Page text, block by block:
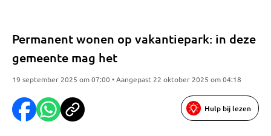
Permanent wonen op vakantiepark: in deze
gemeente mag het
19 september 2025 om 07:00 • Aangepast 22 oktober 2025 om 04:18
Hulp bij lezen